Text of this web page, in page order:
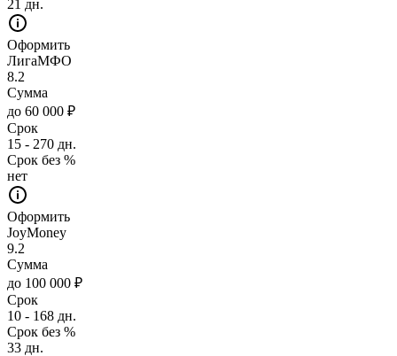
21 дн.
Оформить
ЛигаМФО
8.2
Сумма
до 60 000 ₽
Срок
15 - 270 дн.
Срок без %
нет
Оформить
JoyMoney
9.2
Сумма
до 100 000 ₽
Срок
10 - 168 дн.
Срок без %
33 дн.